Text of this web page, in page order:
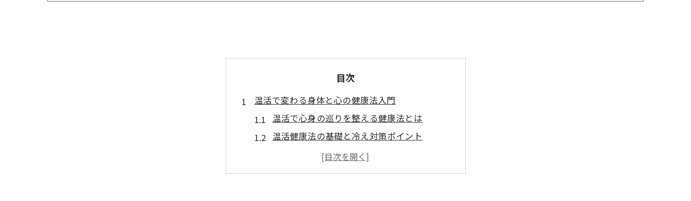
目次
温活で変わる身体と心の健康法入門
温活で心身の巡りを整える健康法とは
温活健康法の基礎と冷え対策ポイント
温活の仕組みを知り日常に活かすコツ
温活がもたらす心の安定とリラックス効果